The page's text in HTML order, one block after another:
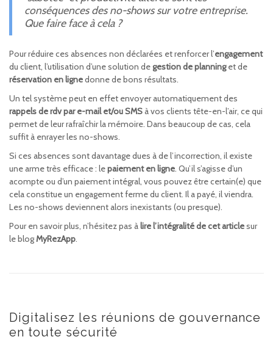
conséquences des no-shows sur votre entreprise.
Que faire face à cela ?
Pour réduire ces absences non déclarées et renforcer l’engagement
du client, l’utilisation d’une solution degestion de planninget de
réservation en lignedonne de bons résultats.
Un tel système peut en effet envoyer automatiquement des
rappels de rdv par e-mail et/ou SMSà vos clients tête-en-l’air, ce qui
permet de leur rafraîchir la mémoire. Dans beaucoup de cas, cela
suffit à enrayer les no-shows.
Si ces absences sont davantage dues à de l’incorrection, il existe
une arme très efficace : lepaiement en ligne. Qu’il s’agisse d’un
acompte ou d’un paiement intégral, vous pouvez être certain(e) que
cela constitue un engagement ferme du client. Il a payé, il viendra.
Les no-shows deviennent alors inexistants (ou presque).
Pour en savoir plus, n’hésitez pas àlire l’intégralité de cet articlesur
le blogMyRezApp.
Digitalisez les réunions de gouvernance
en toute sécurité